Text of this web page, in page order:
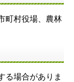
町村役場、農林
る場合がありま